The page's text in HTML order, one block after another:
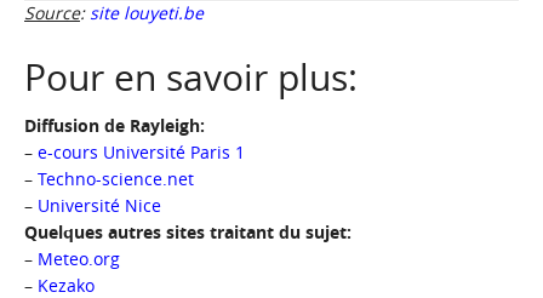
Source: site louyeti.be
Pour en savoir plus:
Diffusion de Rayleigh:
– e-cours Université Paris 1
– Techno-science.net
– Université Nice
Quelques autres sites traitant du sujet:
– Meteo.org
– Kezako